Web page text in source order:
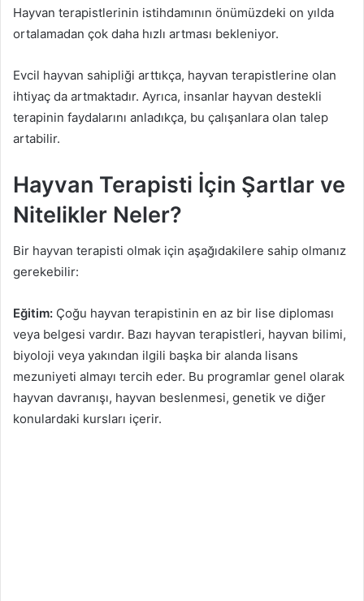
Hayvan terapistlerinin istihdamının önümüzdeki on yılda
ortalamadan çok daha hızlı artması bekleniyor.
Evcil hayvan sahipliği arttıkça, hayvan terapistlerine olan
ihtiyaç da artmaktadır. Ayrıca, insanlar hayvan destekli
terapinin faydalarını anladıkça, bu çalışanlara olan talep
artabilir.
Hayvan Terapisti İçin Şartlar ve
Nitelikler Neler?
Bir hayvan terapisti olmak için aşağıdakilere sahip olmanız
gerekebilir:
Eğitim: Çoğu hayvan terapistinin en az bir lise diploması
veya belgesi vardır. Bazı hayvan terapistleri, hayvan bilimi,
biyoloji veya yakından ilgili başka bir alanda lisans
mezuniyeti almayı tercih eder. Bu programlar genel olarak
hayvan davranışı, hayvan beslenmesi, genetik ve diğer
konulardaki kursları içerir.